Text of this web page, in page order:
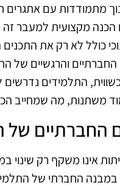
מתמודדות עם אתגרים
מקצועית למעבר זה
כולל לא רק את התכנים
והרגשיים של
התלמידים
משתנות, מה שמחייב
החברתיים
אינו משקף רק שינוי
במבנה החברתי של